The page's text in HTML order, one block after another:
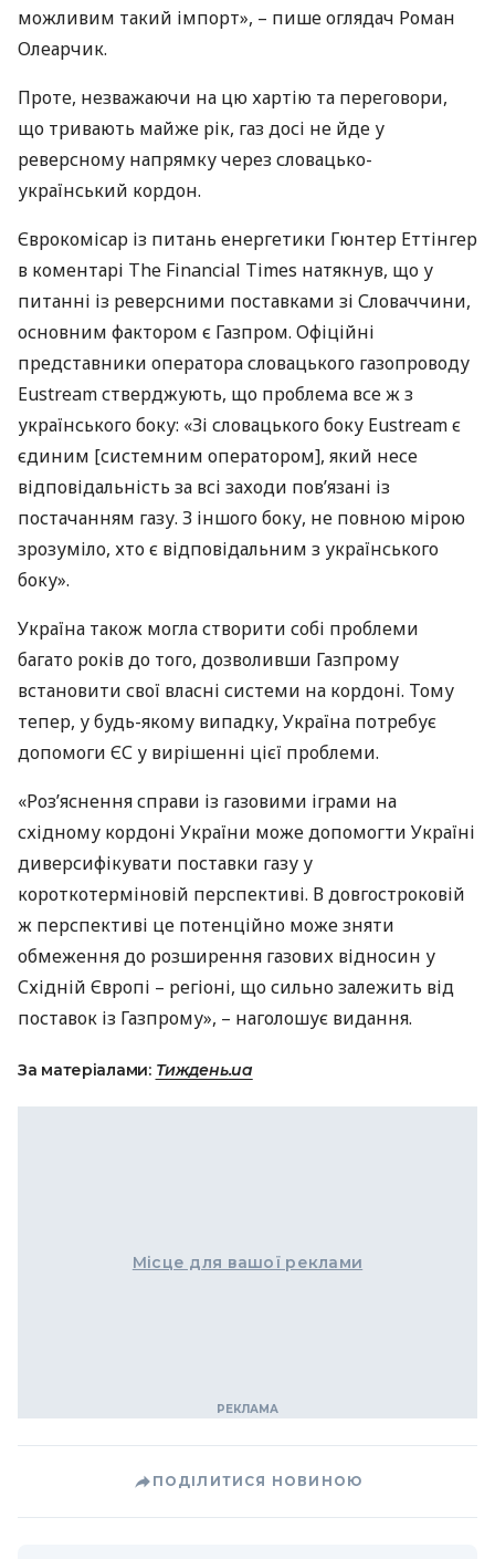
можливим такий імпорт», – пише оглядач Роман
Олеарчик.
Проте, незважаючи на цю хартію та переговори,
що тривають майже рік, газ досі не йде у
реверсному напрямку через словацько-
український кордон.
Єврокомісар із питань енергетики Гюнтер Еттінгер
в коментарі The Financial Times натякнув, що у
питанні із реверсними поставками зі Словаччини,
основним фактором є Газпром. Офіційні
представники оператора словацького газопроводу
Eustream стверджують, що проблема все ж з
українського боку: «Зі словацького боку Eustream є
єдиним [системним оператором], який несе
відповідальність за всі заходи пов’язані із
постачанням газу. З іншого боку, не повною мірою
зрозуміло, хто є відповідальним з українського
боку».
Україна також могла створити собі проблеми
багато років до того, дозволивши Газпрому
встановити свої власні системи на кордоні. Тому
тепер, у будь-якому випадку, Україна потребує
допомоги ЄС у вирішенні цієї проблеми.
«Роз’яснення справи із газовими іграми на
східному кордоні України може допомогти Україні
диверсифікувати поставки газу у
короткотерміновій перспективі. В довгостроковій
ж перспективі це потенційно може зняти
обмеження до розширення газових відносин у
Східній Європі – регіоні, що сильно залежить від
поставок із Газпрому», – наголошує видання.
За матеріалами: Тиждень.ua
Місце для вашої реклами
ПОДІЛИТИСЯ НОВИНОЮ